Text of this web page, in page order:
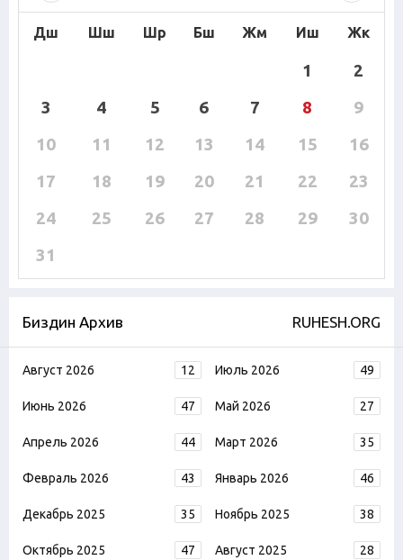
Дш Шш Шр Бш Жм Иш Жк
1
2
3
4 5 6 7 8
9
10
11 12 13 14 15
16
17
18 19 20 21 22
23
24
25 26 27 28 29
30
31
Биздин Архив RUHESH.ORG
Август 2026 12 Июль 2026 49
Июнь 2026 47 Май 2026 27
Апрель 2026 44 Март 2026 35
Февраль 2026 43 Январь 2026 46
Декабрь 2025 35 Ноябрь 2025 38
Октябрь 2025 47 Август 2025 28